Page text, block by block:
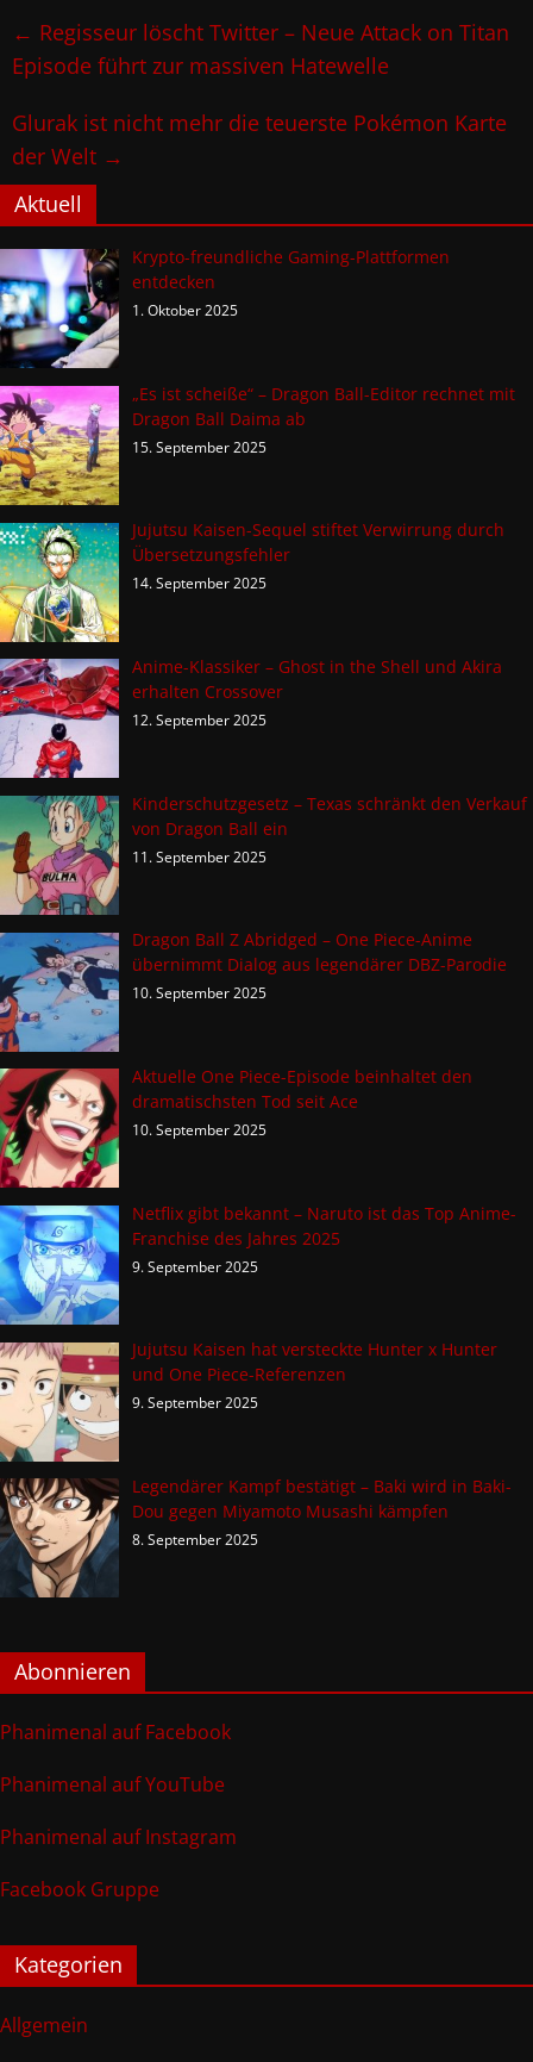
← Regisseur löscht Twitter – Neue Attack on Titan
Episode führt zur massiven Hatewelle
Glurak ist nicht mehr die teuerste Pokémon Karte
der Welt →
Aktuell
Krypto-freundliche Gaming-Plattformen
entdecken
1. Oktober 2025
„Es ist scheiße“ – Dragon Ball-Editor rechnet mit
Dragon Ball Daima ab
15. September 2025
Jujutsu Kaisen-Sequel stiftet Verwirrung durch
Übersetzungsfehler
14. September 2025
Anime-Klassiker – Ghost in the Shell und Akira
erhalten Crossover
12. September 2025
Kinderschutzgesetz – Texas schränkt den Verkauf
von Dragon Ball ein
11. September 2025
Dragon Ball Z Abridged – One Piece-Anime
übernimmt Dialog aus legendärer DBZ-Parodie
10. September 2025
Aktuelle One Piece-Episode beinhaltet den
dramatischsten Tod seit Ace
10. September 2025
Netflix gibt bekannt – Naruto ist das Top Anime-
Franchise des Jahres 2025
9. September 2025
Jujutsu Kaisen hat versteckte Hunter x Hunter
und One Piece-Referenzen
9. September 2025
Legendärer Kampf bestätigt – Baki wird in Baki-
Dou gegen Miyamoto Musashi kämpfen
8. September 2025
Abonnieren
Phanimenal auf Facebook
Phanimenal auf YouTube
Phanimenal auf Instagram
Facebook Gruppe
Kategorien
Allgemein